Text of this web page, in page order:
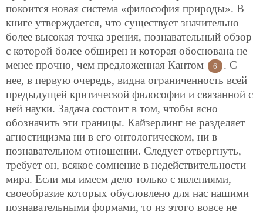
покоится новая система «философия природы». В
книге утверждается, что существует значительно
более высокая точка зрения, познавательный обзор
с которой более обширен и которая обоснована не
менее прочно, чем предложенная Кантом
6
. С
нее, в первую очередь, видна ограниченность всей
предыдущей критической философии и связанной с
ней науки. Задача состоит в том, чтобы ясно
обозначить эти границы. Кайзерлинг не разделяет
агностицизма ни в его онтологическом, ни в
познавательном отношении. Следует отвергнуть,
требует он, всякое сомнение в недействительности
мира. Если мы имеем дело только с явлениями,
своеобразие которых обусловлено для нас нашими
познавательными формами, то из этого вовсе не